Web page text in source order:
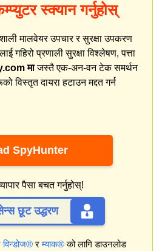
स्क्यान गर्नुहोस्
मालवेयर उपचार र सुरक्षा उपकरण
गहिरो प्रणाली सुरक्षा विश्लेषण, पत्ता
माजस्तै एक-अन-वन टेक समर्थन
विस्तृत दायरा हटाउन मद्दत गर्न
SpyHunter
पैसा बचत गर्नुहोस्!
छूट उद्धरण
विन्डोज®रम्याक®को लागि डाउनलोड